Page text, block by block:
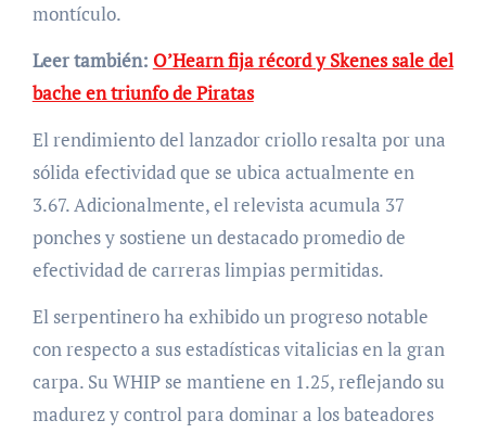
montículo.
Leer también: O’Hearn fija récord y Skenes sale del
bache en triunfo de Piratas
El rendimiento del lanzador criollo resalta por una
sólida efectividad que se ubica actualmente en
3.67. Adicionalmente, el relevista acumula 37
ponches y sostiene un destacado promedio de
efectividad de carreras limpias permitidas.
El serpentinero ha exhibido un progreso notable
con respecto a sus estadísticas vitalicias en la gran
carpa. Su WHIP se mantiene en 1.25, reflejando su
madurez y control para dominar a los bateadores